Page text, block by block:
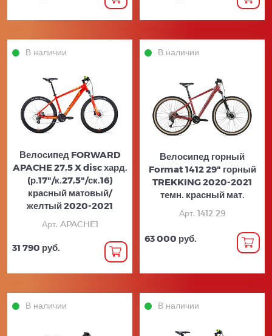
В наличии
Велосипед FORWARD
APACHE 27,5 X disc хард.
(р.17"/к.27,5"/ск.16)
красный матовый/
желтый 2020-2021
Арт. APACHE1
31 790 руб.
В наличии
Велосипед горный
Format 1412 29" горный
TREKKING 2020-2021
темн. красный мат.
Арт. 1412 29
63 000 руб.
В наличии В наличии